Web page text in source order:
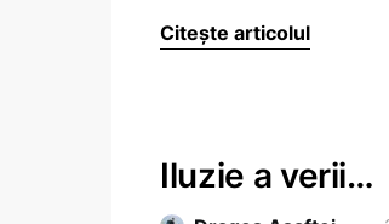
Citește articolul
Iluzie a verii…